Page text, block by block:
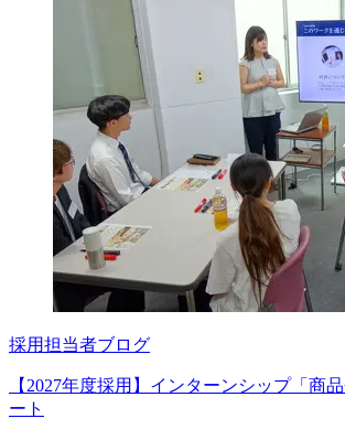
採用担当者ブログ
【2027年度採用】インターンシップ「商
ート